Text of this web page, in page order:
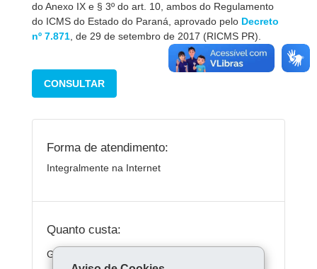
do Anexo IX e § 3º do art. 10, ambos do Regulamento
do ICMS do Estado do Paraná, aprovado pelo Decreto
nº 7.871 , de 29 de setembro de 2017 (RICMS PR).
CONSULTAR
Forma de atendimento:
Integralmente na Internet
Quanto custa:
Gratuito.